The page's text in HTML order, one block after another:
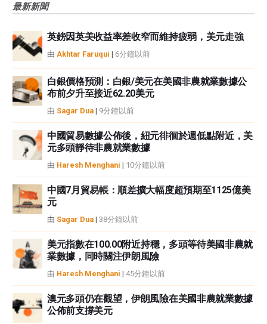
觀點，並不代表FXStreet或其廣告商的官方政策或立場。作者不對本頁連結的
如果文章正文中沒有明確提到，在撰寫本文時，作者在本文中提到的任何股票
中都沒有頭寸，也沒有與文中提到的任何公司有業務關係。除了FXStreet，作
者沒有收到撰寫這篇文章的報酬。
FXStreet和作者不提供個性化的建議。作者對該資訊的準確性、完整性或適用
性不作任何陳述。FXStreet和作者將不承擔任何錯誤，遺漏或任何損失，傷害
或損害由此資訊及其顯示或使用引起的。錯誤和遺漏除外。本文作者和
FXStreet並非註冊投資顧問，本文內容無意提供任何投資建議。
最新新聞
英鎊因英美收益率差收窄而維持疲弱，美元走強
由 Akhtar Faruqui | 6分鐘以前
白銀價格預測：白銀/美元在美國非農就業數據公
布前夕升至接近62.20美元
由 Sagar Dua | 9分鐘以前
中國貿易數據公佈後，紐元徘徊於週低點附近，美
元多頭靜待非農就業數據
由 Haresh Menghani | 10分鐘以前
中國7月貿易帳：順差擴大幅度超預期至1125億美
元
由 Sagar Dua | 38分鐘以前
美元指數在100.00附近持穩，多頭等待美國非農就
業數據，同時關注伊朗風險
由 Haresh Menghani | 45分鐘以前
澳元多頭仍在觀望，伊朗風險在美國非農就業數據
公佈前支撐美元